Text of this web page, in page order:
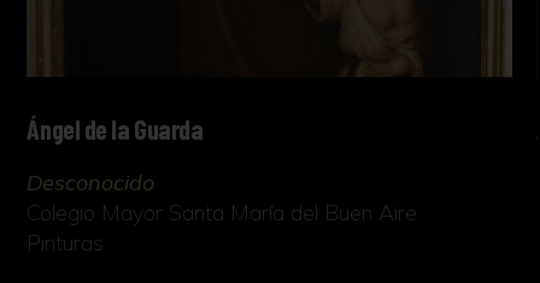
Ángel de la Guarda
Desconocido
Colegio Mayor Santa María del Buen Aire
Pinturas